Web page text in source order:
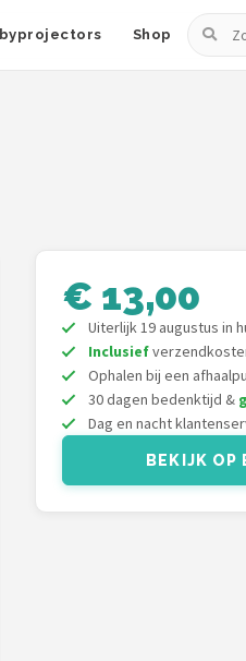
Shop
Zoeken
€ 13,00
Uiterlijk 19 augustus in
Inclusief
Ophalen bij een
30 dagen bedenktijd &
Dag en nacht
BEKIJK OP